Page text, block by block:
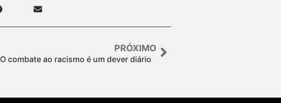
PRÓXIMO
O combate ao racismo é um dever diário